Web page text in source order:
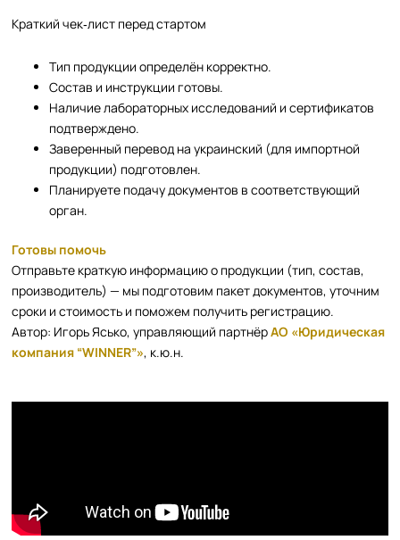
Краткий чек‑лист перед стартом
Тип продукции определён корректно.
Состав и инструкции готовы.
Наличие лабораторных исследований и сертификатов
подтверждено.
Заверенный перевод на украинский (для импортной
продукции) подготовлен.
Планируете подачу документов в соответствующий
орган.
Готовы помочь
Отправьте краткую информацию о продукции (тип, состав,
производитель) — мы подготовим пакет документов, уточним
сроки и стоимость и поможем получить регистрацию.
Автор: Игорь Ясько, управляющий партнёрАО «Юридическая
компания “WINNER”», к.ю.н.